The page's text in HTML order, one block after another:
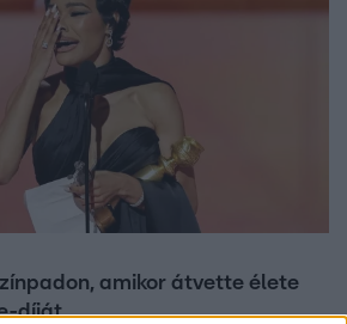
amikor átvette élete
díját